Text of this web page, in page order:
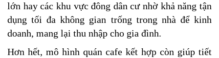
lớn hay các khu vực đông dân cư nhờ khả năng tận
dụng tối đa không gian trống trong nhà để kinh
doanh, mang lại thu nhập cho gia đình.
Hơn hết, mô hình quán cafe kết hợp còn giúp tiết